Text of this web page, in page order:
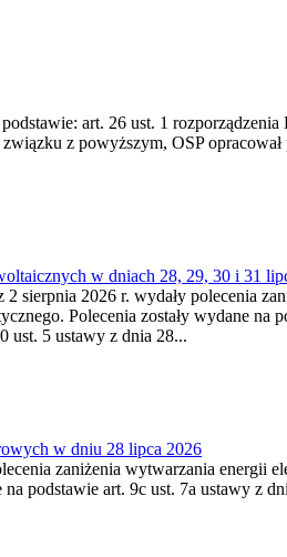
art. 26 ust. 1
z powyższym, OSP
w dniach 28, 29, 30 i 31
2026 r. wydały polecenia
Polecenia zostały wydane
ust. 5 ustawy z dnia 28...
w dniu 28 lipca 2026
zaniżenia wytwarzania energii
podstawie art. 9c ust. 7a ustawy